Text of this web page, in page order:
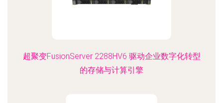
超聚变FusionServer 2288HV6 驱动企业数字化转型
的存储与计算引擎